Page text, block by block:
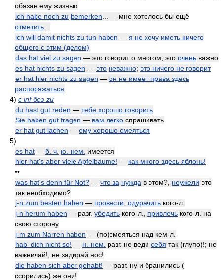
обязан ему жизнью
ich habe noch zu bemerken ... — мне хотелось бы ещё
отметить
ich will damit nichts zu tun haben — я не хочу иметь ничего
общего с этим (делом)
das hat viel zu sagen — это говорит о многом, это очень важно
es hat nichts zu sagen — это неважно; это ничего не говорит
er hat hier nichts zu sagen — он не имеет права здесь
распоряжаться
4) с inf без zu
du hast gut reden — тебе хорошо говорить
Sie haben gut fragen — вам легко спрашивать
er hat gut lachen — ему хорошо смеяться
5)
es hat — б. ч. ю.-нем.
имеется
hier hat's aber viele Apfelbäume! — как много здесь яблонь!
••
was hat's denn für Not? — что за нужда в этом?, неужели это
так необходимо?
j-n zum besten haben — провести одурачить кого-л.
j-n herum haben — разг. убедить кого-л., привлечь кого-л. на
свою сторону
j-m zum Narren haben — (по)смеяться над кем-л.
hab' dich nicht so! — н.-нем. разг. не веди себя так (глупо)!; не
важничай!, не задирай нос!
die haben sich aber gehabt! — разг. ну и бранились (
ссорились) же они!